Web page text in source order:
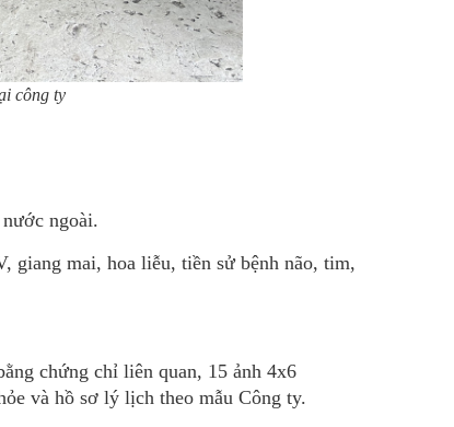
công ty
ngoài.
giang mai, hoa liễu, tiền sử bệnh não, tim,
chứng chỉ liên quan, 15 ảnh 4x6
và hồ sơ lý lịch theo mẫu Công ty.